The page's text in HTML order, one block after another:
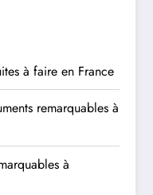
à faire en France
remarquables à
à